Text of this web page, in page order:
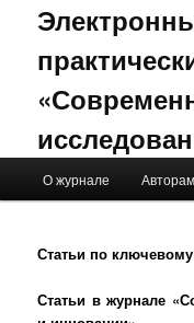
Skip to primary content
Skip to secondary
О журнале Авторам
Статьи по ключевому
Статьи в журнале